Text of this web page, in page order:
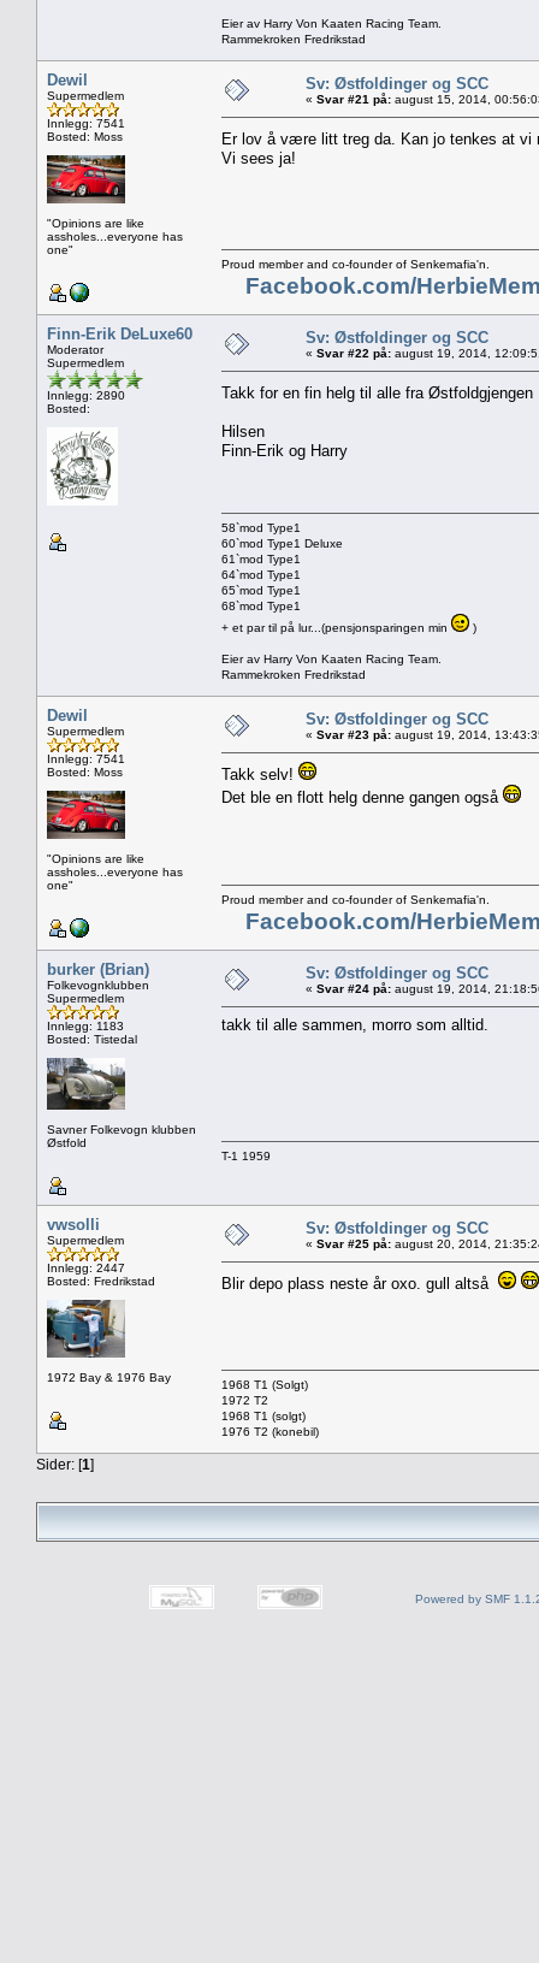
Eier av Harry Von Kaaten Racing Team.
Rammekroken Fredrikstad
Dewil
Supermedlem
Innlegg: 7541
Bosted: Moss
"Opinions are like
assholes...everyone has
one"
Sv: Østfoldinger og SCC
« Svar #21 på: august 15, 2014,
Er lov å være litt treg da. Kan jo tenkes at
Vi sees ja!
Proud member and co-founder of Senkemafia'n.
Facebook.com/
Finn-Erik DeLuxe60
Moderator
Supermedlem
Innlegg: 2890
Bosted:
Sv: Østfoldinger og SCC
« Svar #22 på: august 19, 2014,
Takk for en fin helg til alle fra
Hilsen
Finn-Erik og Harry
58`mod Type1
60`mod Type1 Deluxe
61`mod Type1
64`mod Type1
65`mod Type1
68`mod Type1
+ et par til på lur...(pensjonsparingen min
)
Eier av Harry Von Kaaten Racing Team.
Rammekroken Fredrikstad
Dewil
Supermedlem
Innlegg: 7541
Bosted: Moss
"Opinions are like
assholes...everyone has
one"
Sv: Østfoldinger og SCC
« Svar #23 på: august 19, 2014,
Takk selv!
Det ble en flott helg denne gangen også
Proud member and co-founder of Senkemafia'n.
Facebook.com/
burker (Brian)
Folkevognklubben
Supermedlem
Innlegg: 1183
Bosted: Tistedal
Savner Folkevogn klubben
Østfold
Sv: Østfoldinger og SCC
« Svar #24 på: august 19, 2014,
takk til alle sammen, morro som alltid.
T-1 1959
vwsolli
Supermedlem
Innlegg: 2447
Bosted: Fredrikstad
1972 Bay & 1976 Bay
Sv: Østfoldinger og SCC
« Svar #25 på: august 20, 2014,
Blir depo plass neste år oxo. gull altså
1968 T1 (Solgt)
1972 T2
1968 T1 (solgt)
1976 T2 (konebil)
Sider: [1]
Powered by SMF